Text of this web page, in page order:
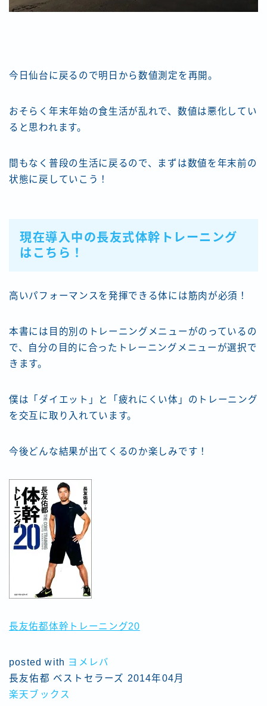
今日仙台に戻るので明日から数値測定を再開。
おそらく年末年始の食生活が乱れで、数値は悪化してい
ると思われます。
間もなく普段の生活に戻るので、まずは数値を年末前の
状態に戻していこう！
現在導入中の長友式体幹トレーニング
はこちら！
高いパフォーマンスを発揮できる体には筋肉が必須！
本書には目的別のトレーニングメニューがのっているの
で、自分の目的に合ったトレーニングメニューが選択で
きます。
僕は「ダイエット」と「疲れにくい体」のトレーニング
を交互に取り入れています。
今後どんな結果が出てくるのか楽しみです！
長友佑都体幹トレーニング20
posted with ヨメレバ
長友佑都 ベストセラーズ 2014年04月
楽天ブックス